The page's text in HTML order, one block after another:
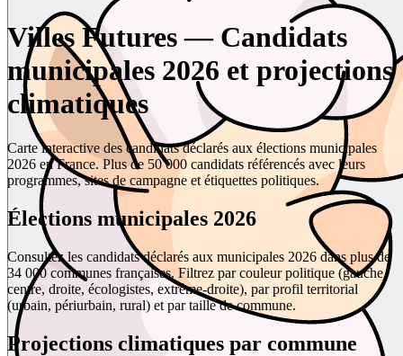
Villes Futures — Candidats
municipales 2026 et projections
climatiques
Carte interactive des candidats déclarés aux élections municipales
2026 en France. Plus de 50 000 candidats référencés avec leurs
programmes, sites de campagne et étiquettes politiques.
Élections municipales 2026
Consultez les candidats déclarés aux municipales 2026 dans plus de
34 000 communes françaises. Filtrez par couleur politique (gauche,
centre, droite, écologistes, extrême-droite), par profil territorial
(urbain, périurbain, rural) et par taille de commune.
Projections climatiques par commune